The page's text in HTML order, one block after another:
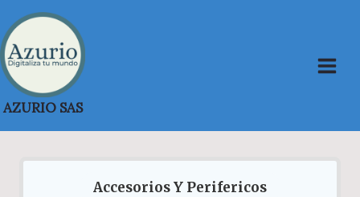
Saltar
al
contenido
AZURIO SAS
Accesorios Y Perifericos